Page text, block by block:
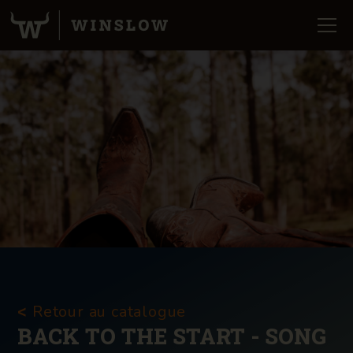
< Retour au catalogue
BACK TO THE START - SONG